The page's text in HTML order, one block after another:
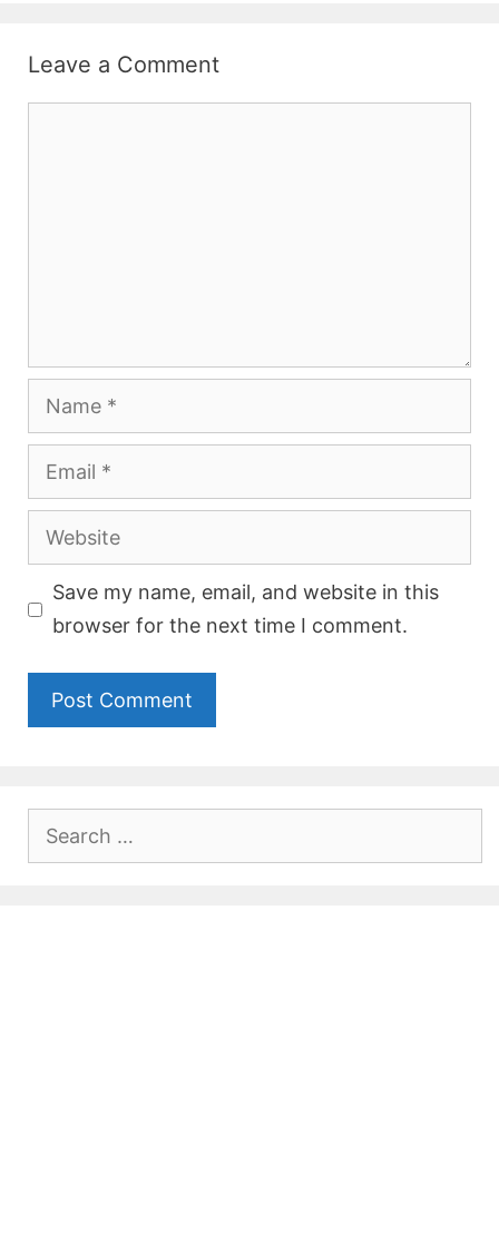
Leave a Comment
Name
Email
Website
Save my name, email, and website in this
browser for the next time I comment.
Search
for: